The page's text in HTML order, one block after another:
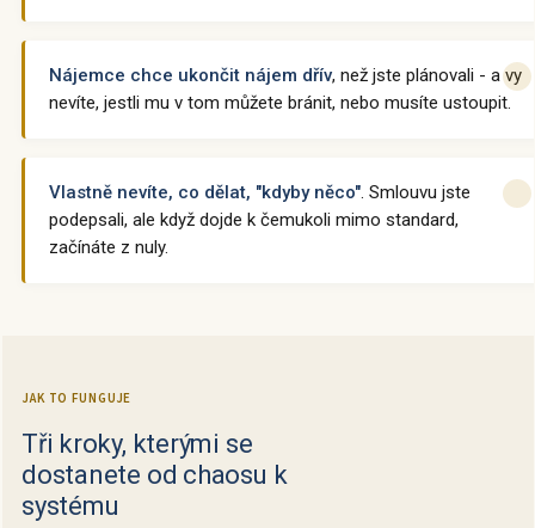
Nájemce chce ukončit nájem dřív, než jste plánovali - a vy
nevíte, jestli mu v tom můžete bránit, nebo musíte ustoupit.
Vlastně nevíte, co dělat, "kdyby něco". Smlouvu jste
podepsali, ale když dojde k čemukoli mimo standard,
začínáte z nuly.
JAK TO FUNGUJE
Tři kroky, kterými se
dostanete od chaosu k
systému